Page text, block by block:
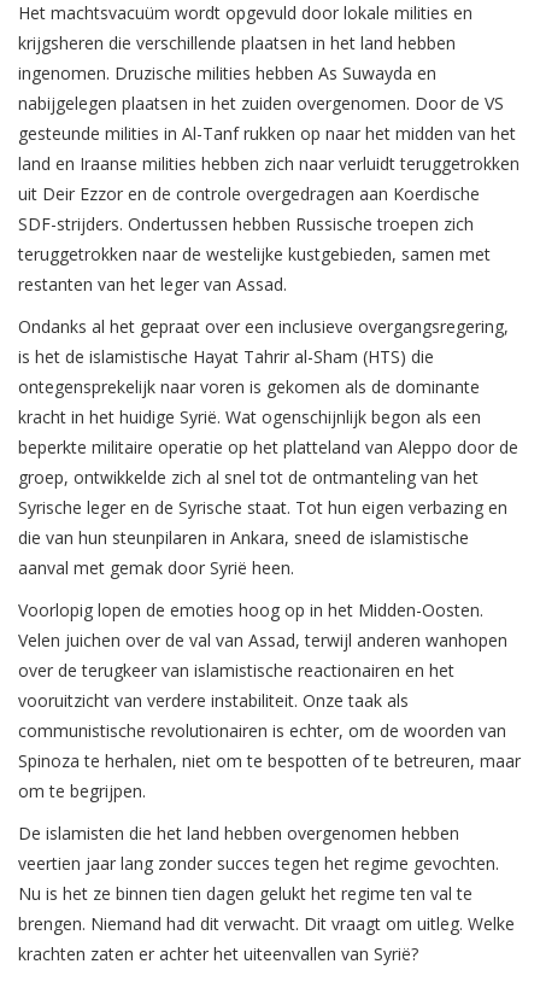
Het machtsvacuüm wordt opgevuld door lokale milities en
krijgsheren die verschillende plaatsen in het land hebben
ingenomen. Druzische milities hebben As Suwayda en
nabijgelegen plaatsen in het zuiden overgenomen. Door de VS
gesteunde milities in Al-Tanf rukken op naar het midden van het
land en Iraanse milities hebben zich naar verluidt teruggetrokken
uit Deir Ezzor en de controle overgedragen aan Koerdische
SDF-strijders. Ondertussen hebben Russische troepen zich
teruggetrokken naar de westelijke kustgebieden, samen met
restanten van het leger van Assad.
Ondanks al het gepraat over een inclusieve overgangsregering,
is het de islamistische Hayat Tahrir al-Sham (HTS) die
ontegensprekelijk naar voren is gekomen als de dominante
kracht in het huidige Syrië. Wat ogenschijnlijk begon als een
beperkte militaire operatie op het platteland van Aleppo door de
groep, ontwikkelde zich al snel tot de ontmanteling van het
Syrische leger en de Syrische staat. Tot hun eigen verbazing en
die van hun steunpilaren in Ankara, sneed de islamistische
aanval met gemak door Syrië heen.
Voorlopig lopen de emoties hoog op in het Midden-Oosten.
Velen juichen over de val van Assad, terwijl anderen wanhopen
over de terugkeer van islamistische reactionairen en het
vooruitzicht van verdere instabiliteit. Onze taak als
communistische revolutionairen is echter, om de woorden van
Spinoza te herhalen, niet om te bespotten of te betreuren, maar
om te begrijpen.
De islamisten die het land hebben overgenomen hebben
veertien jaar lang zonder succes tegen het regime gevochten.
Nu is het ze binnen tien dagen gelukt het regime ten val te
brengen. Niemand had dit verwacht. Dit vraagt om uitleg. Welke
krachten zaten er achter het uiteenvallen van Syrië?